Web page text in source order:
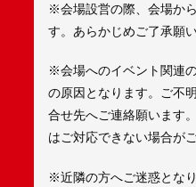
※会場設営の際、会場か
す。あらかじめご了承願い
※会場へのイベント関連
の原因となります。ご不
合せ先へご連絡願います
はご対応できない場合が
※近隣の方へご迷惑とな